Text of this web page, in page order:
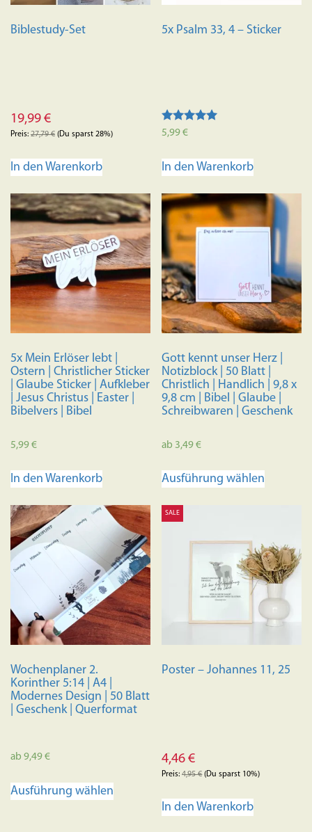
Biblestudy-Set
19,99 €
Preis: 27,79€ (Du sparst 28%)
In den Warenkorb
5x Psalm 33, 4 – Sticker
Bewertet mit
5,99€
In den Warenkorb
5x Mein Erlöser lebt |
Ostern | Christlicher Sticker
| Glaube Sticker | Aufkleber
| Jesus Christus | Easter |
Bibelvers | Bibel
5,99€
In den Warenkorb
Gott kennt unser Herz |
Notizblock | 50 Blatt |
Christlich | Handlich | 9,8 x
9,8 cm | Bibel | Glaube |
Schreibwaren | Geschenk
ab 3,49€
Ausführung wählen
auf.
Die
können
auf
gewählt
Wochenplaner 2.
Korinther 5:14 | A4 |
Modernes Design | 50 Blatt
| Geschenk | Querformat
ab 9,49€
Ausführung wählen
SALE
Poster – Johannes 11, 25
4,46€
Preis:4,95€(Du sparst 10%)
In den Warenkorb